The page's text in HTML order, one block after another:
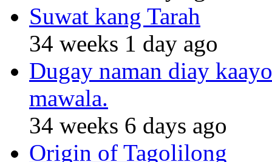
Suwat kang Tarah
34 weeks 1 day ago
Dugay naman diay
mawala.
34 weeks 6 days ago
Origin of Tagolilong